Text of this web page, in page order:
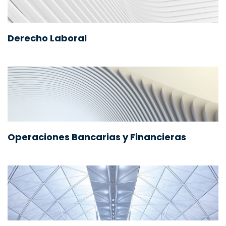
Derecho Laboral
Operaciones Bancarias y Financieras